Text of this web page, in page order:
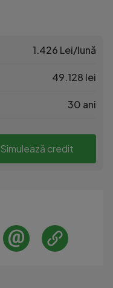
1.426 Lei/lună
49.128 lei
30 ani
Simulează credit